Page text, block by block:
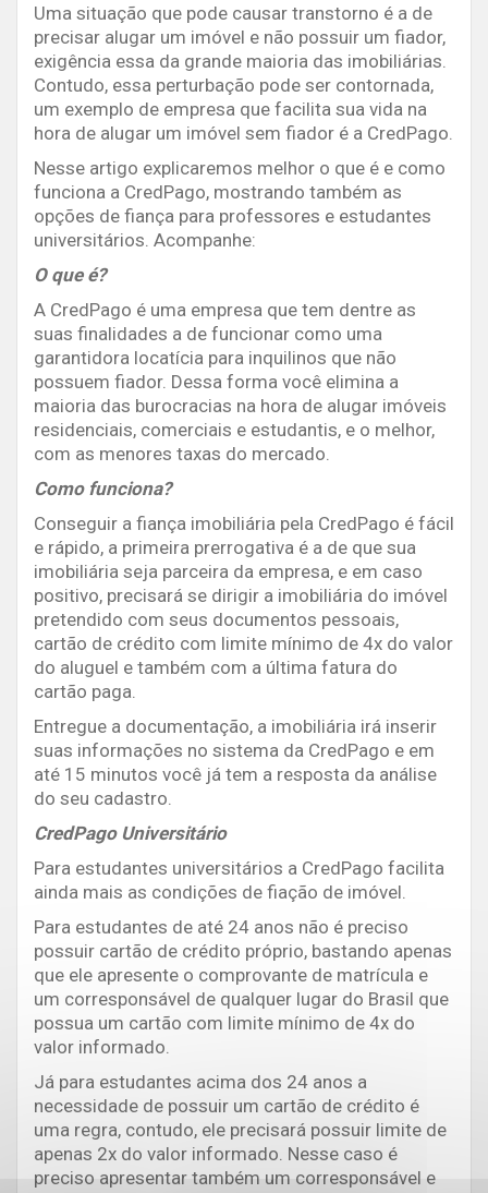
Uma situação que pode causar transtorno é a de
precisar alugar um imóvel e não possuir um fiador,
exigência essa da grande maioria das imobiliárias.
Contudo, essa perturbação pode ser contornada,
um exemplo de empresa que facilita sua vida na
hora de alugar um imóvel sem fiador é a CredPago.
Nesse artigo explicaremos melhor o que é e como
funciona a CredPago, mostrando também as
opções de fiança para professores e estudantes
universitários. Acompanhe:
O que é?
A CredPago é uma empresa que tem dentre as
suas finalidades a de funcionar como uma
garantidora locatícia para inquilinos que não
possuem fiador. Dessa forma você elimina a
maioria das burocracias na hora de alugar imóveis
residenciais, comerciais e estudantis, e o melhor,
com as menores taxas do mercado.
Como funciona?
Conseguir a fiança imobiliária pela CredPago é fácil
e rápido, a primeira prerrogativa é a de que sua
imobiliária seja parceira da empresa, e em caso
positivo, precisará se dirigir a imobiliária do imóvel
pretendido com seus documentos pessoais,
cartão de crédito com limite mínimo de 4x do valor
do aluguel e também com a última fatura do
cartão paga.
Entregue a documentação, a imobiliária irá inserir
suas informações no sistema da CredPago e em
até 15 minutos você já tem a resposta da análise
do seu cadastro.
CredPago Universitário
Para estudantes universitários a CredPago facilita
ainda mais as condições de fiação de imóvel.
Para estudantes de até 24 anos não é preciso
possuir cartão de crédito próprio, bastando apenas
que ele apresente o comprovante de matrícula e
um corresponsável de qualquer lugar do Brasil que
possua um cartão com limite mínimo de 4x do
valor informado.
Já para estudantes acima dos 24 anos a
necessidade de possuir um cartão de crédito é
uma regra, contudo, ele precisará possuir limite de
apenas 2x do valor informado. Nesse caso é
preciso apresentar também um corresponsável e